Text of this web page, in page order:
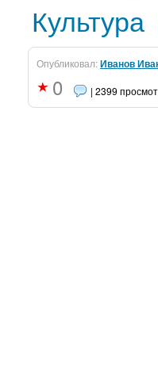
Культура
Опубликовал:Иванов
0 | 2399